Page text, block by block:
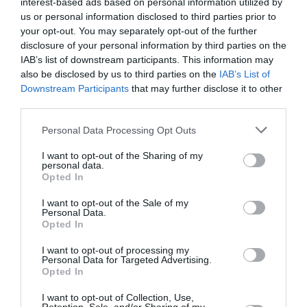
us or personal information disclosed to third parties prior to
your opt-out. You may separately opt-out of the further
disclosure of your personal information by third parties on the
IAB’s list of downstream participants. This information may
also be disclosed by us to third parties on the IAB’s List of
Downstream Participants that may further disclose it to other
Personal Data Processing Opt Outs
I want to opt-out of the Sharing of my
personal data.
Opted In
I want to opt-out of the Sale of my
Personal Data.
Opted In
I want to opt-out of processing my
Personal Data for Targeted Advertising.
Opted In
I want to opt-out of Collection, Use,
judiciare au declarat pentru Gândul că autoritățile
italiene nu au notificat Poliția Română în legătură cu
prezența lui Nica, astfel că acesta figurează în
continuare pe lista „Most wanted” a Poliției Române,
scrieGândul
amenințări live pe Facebook cu sabia: „Veniți, mă, să
ne batem!”
Interlopul Robert Nica a fugit în Italia
Speră să își execute pedeapsa în condiții
Liderul interlop mizează pe faptul că autoritățile
italiene ar putea să îi permită să-și execute